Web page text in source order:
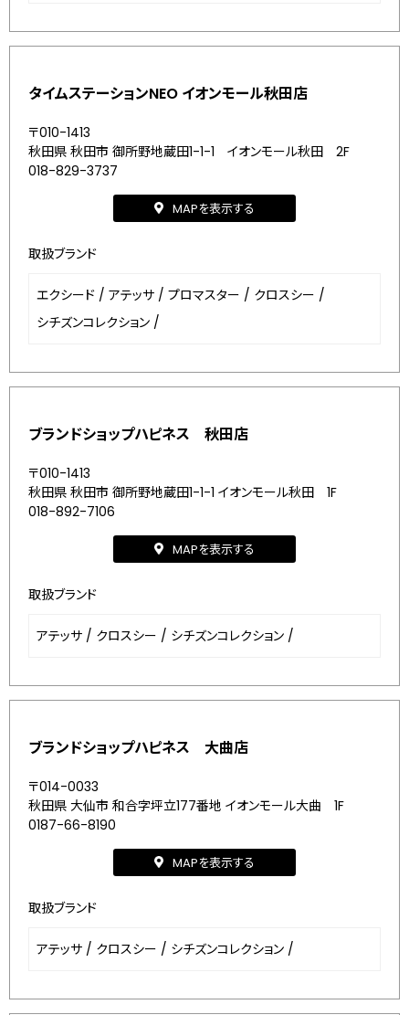
タイムステーションNEO イオンモール秋田店
〒010-1413
秋田県 秋田市 御所野地蔵田1-1-1 イオンモール秋田 2F
018-829-3737
MAPを表示する
取扱ブランド
エクシード / アテッサ / プロマスター / クロスシー /
シチズンコレクション /
ブランドショップハピネス 秋田店
〒010-1413
秋田県 秋田市 御所野地蔵田1-1-1 イオンモール秋田 1F
018-892-7106
MAPを表示する
取扱ブランド
アテッサ / クロスシー / シチズンコレクション /
ブランドショップハピネス 大曲店
〒014-0033
秋田県 大仙市 和合字坪立177番地 イオンモール大曲 1F
0187-66-8190
MAPを表示する
取扱ブランド
アテッサ / クロスシー / シチズンコレクション /